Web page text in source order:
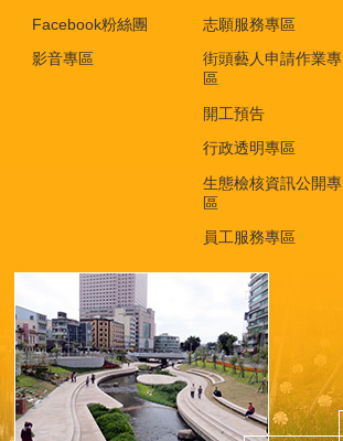
Facebook粉絲團
影音專區
志願服務專區
街頭藝人申請作業專
區
開工預告
行政透明專區
生態檢核資訊公開專
區
員工服務專區